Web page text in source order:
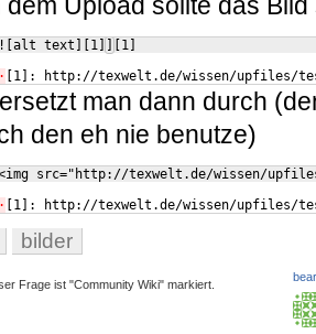
dem Upload sollte das
text][1]][1]
[1]: http://texwelt.de/wissen/upfiles/
man dann durch
den eh nie benutze)
src="http://texwelt.de/wissen/
[1]: http://texwelt.de/wissen/upfiles/
bilder
Frage ist "Community Wiki" markiert.